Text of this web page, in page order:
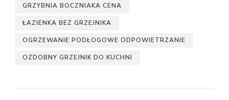
GRZYBNIA BOCZNIAKA CENA
ŁAZIENKA BEZ GRZEJNIKA
OGRZEWANIE PODŁOGOWE ODPOWIETRZANIE
OZDOBNY GRZEJNIK DO KUCHNI